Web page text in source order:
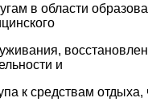
в области
и
к средствам